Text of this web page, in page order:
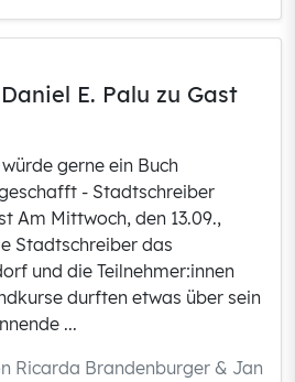
E. Palu zu Gast
gerne ein Buch
- Stadtschreiber
Am Mittwoch, den 13.09.,
Stadtschreiber das
und die Teilnehmer:innen
durften etwas über sein
...
Ricarda Brandenburger & Jan